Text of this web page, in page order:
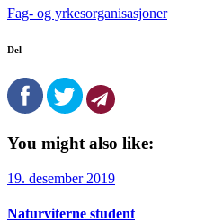
Fag- og yrkesorganisasjoner
Del
You might also like:
19. desember 2019
Naturviterne student